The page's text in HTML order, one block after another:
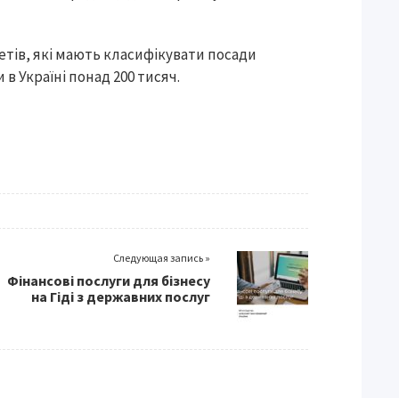
які мають класифікувати посади
Україні понад 200 тисяч.
Следующая запись »
Фінансові послуги для бізнесу
на Гіді з державних послуг